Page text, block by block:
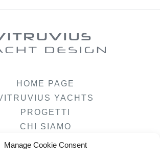
Manage Cookie Consent
HOME PAGE
YACHTS
PROGETTI
CHI SIAMO
CREIAMO IL TUO YACHT